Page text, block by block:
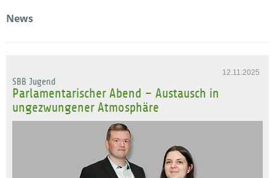
News
12.11.2025
SBB Jugend
Parlamentarischer Abend – Austausch in
ungezwungener Atmosphäre